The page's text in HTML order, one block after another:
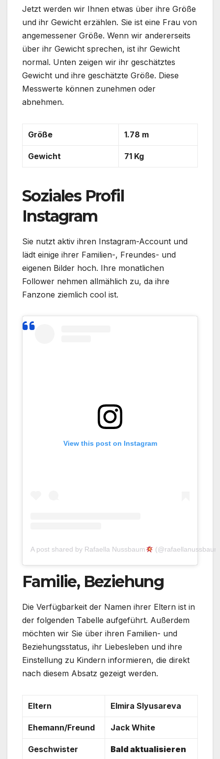
Jetzt werden wir Ihnen etwas über ihre Größe
und ihr Gewicht erzählen. Sie ist eine Frau von
angemessener Größe. Wenn wir andererseits
über ihr Gewicht sprechen, ist ihr Gewicht
normal. Unten zeigen wir ihr geschätztes
Gewicht und ihre geschätzte Größe. Diese
Messwerte können zunehmen oder
abnehmen.
Größe 1.78 m
Gewicht 71 Kg
Soziales Profil
Instagram
Sie nutzt aktiv ihren Instagram-Account und
lädt einige ihrer Familien-, Freundes- und
eigenen Bilder hoch. Ihre monatlichen
Follower nehmen allmählich zu, da ihre
Fanzone ziemlich cool ist.
View this post on Instagram
A post shared by Rafaella Nussbaum
Familie, Beziehung
Die Verfügbarkeit der Namen ihrer Eltern ist in
der folgenden Tabelle aufgeführt. Außerdem
möchten wir Sie über ihren Familien- und
Beziehungsstatus, ihr Liebesleben und ihre
Einstellung zu Kindern informieren, die direkt
nach diesem Absatz gezeigt werden.
Eltern Elmira Slyusa­reva
Ehemann/Freund Jack White
Geschwister Bald aktualisieren